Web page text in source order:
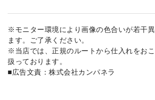
※モニター環境により画像の色合いが若干
ます。ご了承ください。
※当店では、正規のルートから仕入れをお
扱っております。
■広告文責：株式会社カンパネラ